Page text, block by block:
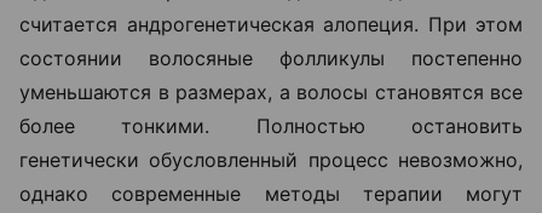
считается андрогенетическая алопеция. При этом
состоянии волосяные фолликулы постепенно
уменьшаются в размерах, а волосы становятся все
более тонкими. Полностью остановить
генетически обусловленный процесс невозможно,
однако современные методы терапии могут